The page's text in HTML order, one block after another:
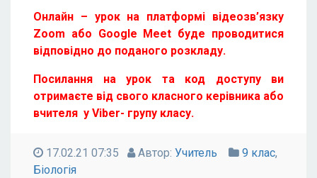
Онлайн – урок на платформі відеозв’язку
Zoom або Google Meet буде проводитися
відповідно до поданого розкладу.
Посилання на урок та код доступу ви
отримаєте від свого класного керівника або
вчителя у Viber- групу класу.
17.02.21 07:35 Автор: Учитель 9 клас,
Біологія